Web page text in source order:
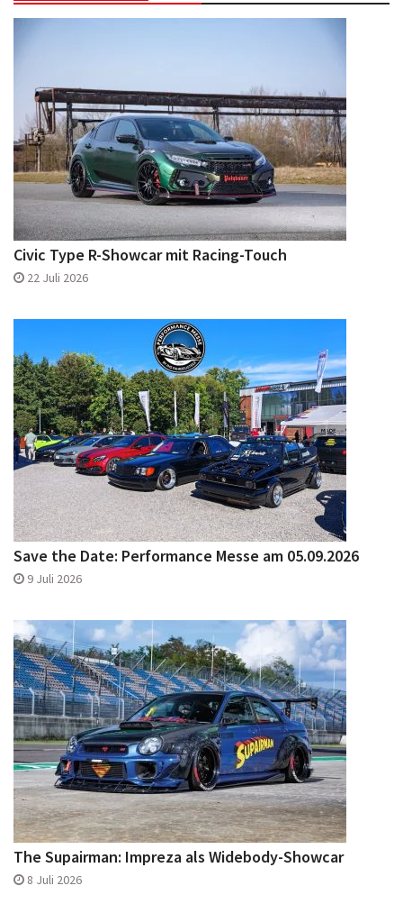
Civic Type R-Showcar mit Racing-Touch
22 Juli 2026
Save the Date: Performance Messe am 05.09.2026
9 Juli 2026
The Supairman: Impreza als Widebody-Showcar
8 Juli 2026